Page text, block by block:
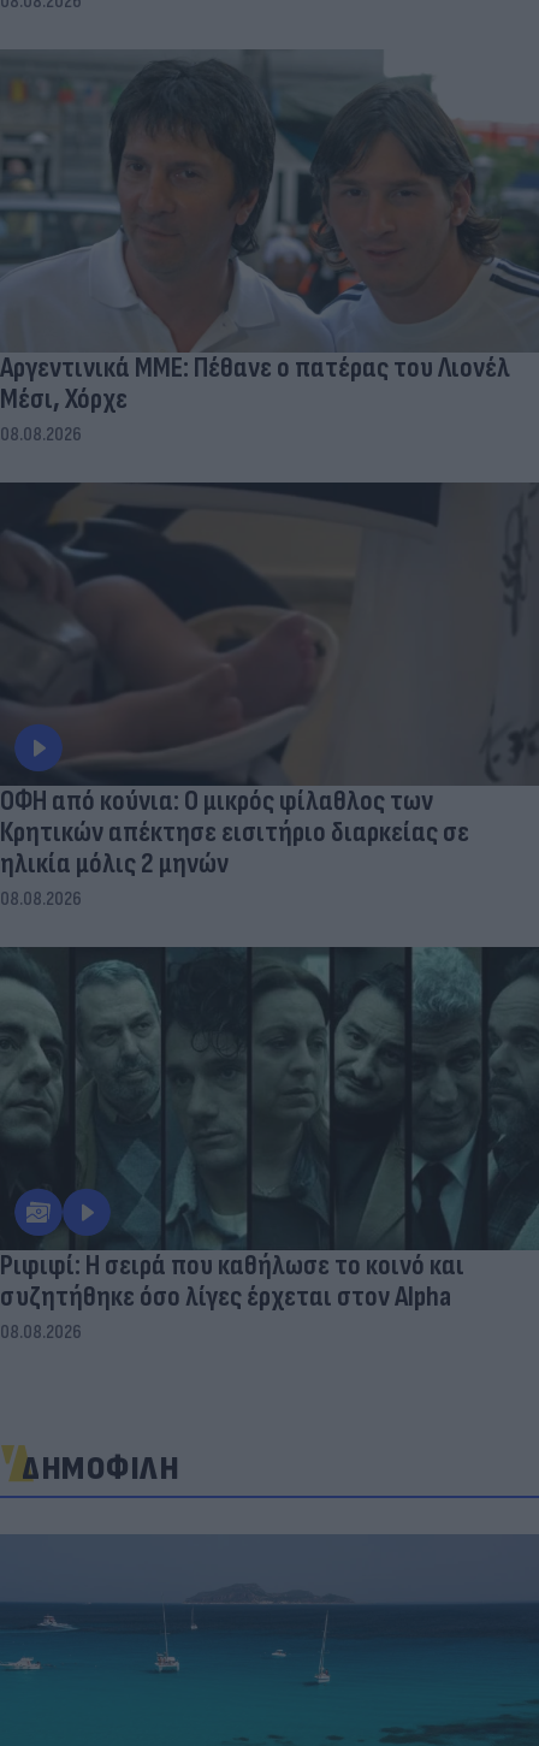
Αργεντινικά ΜΜΕ: Πέθανε ο πατέρας του Λιονέλ
Μέσι, Χόρχε
08.08.2026
ΟΦΗ από κούνια: Ο μικρός φίλαθλος των
Κρητικών απέκτησε εισιτήριο διαρκείας σε
ηλικία μόλις 2 μηνών
08.08.2026
Ριφιφί: Η σειρά που καθήλωσε το κοινό και
συζητήθηκε όσο λίγες έρχεται στον Alpha
08.08.2026
ΔΗΜΟΦΙΛΗ